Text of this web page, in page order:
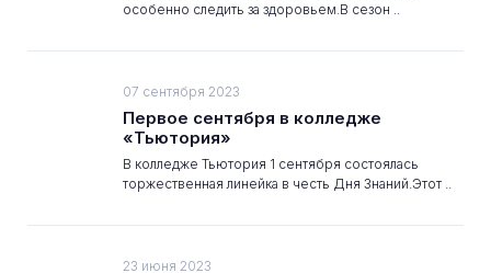
особенно следить за здоровьем.В сезон ..
07 сентября 2023
Первое сентября в колледже
«Тьютория»
В колледже Тьютория 1 сентября состоялась
торжественная линейка в честь Дня Знаний.Этот ..
23 июня 2023